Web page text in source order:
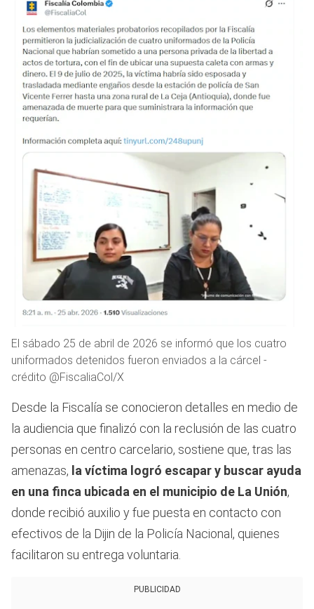
El sábado 25 de abril de 2026 se informó que los cuatro
uniformados detenidos fueron enviados a la cárcel -
crédito @FiscaliaCol/X
Desde la Fiscalía se conocieron detalles en medio de
la audiencia que finalizó con la reclusión de las cuatro
personas en centro carcelario, sostiene que, tras las
amenazas, la víctima logró escapar y buscar ayuda
en una finca ubicada en el municipio de La Unión,
donde recibió auxilio y fue puesta en contacto con
efectivos de la Dijin de la Policía Nacional, quienes
facilitaron su entrega voluntaria.
PUBLICIDAD